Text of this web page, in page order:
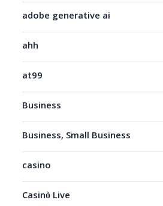
adobe generative ai
ahh
at99
Business
Business, Small Business
casino
Casinò Live